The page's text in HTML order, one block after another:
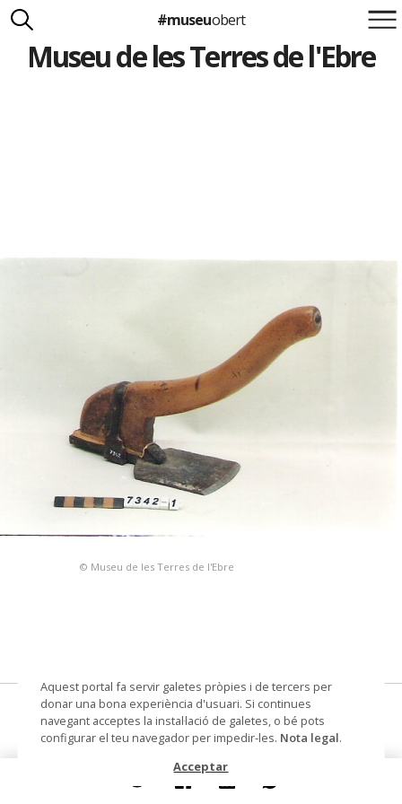
Suma't a la iniciativa
Carlota Royo
#museuobert
Museu de les Terres de l'Ebre
© Museu de les Terres de l'Ebre
aixa
Datació 1960
Aquest portal fa servir galetes pròpies i de tercers per
donar una bona experiència d'usuari. Si continues
navegant acceptes la instal·lació de galetes, o bé pots
configurar el teu navegador per impedir-les. Nota legal.
Acceptar